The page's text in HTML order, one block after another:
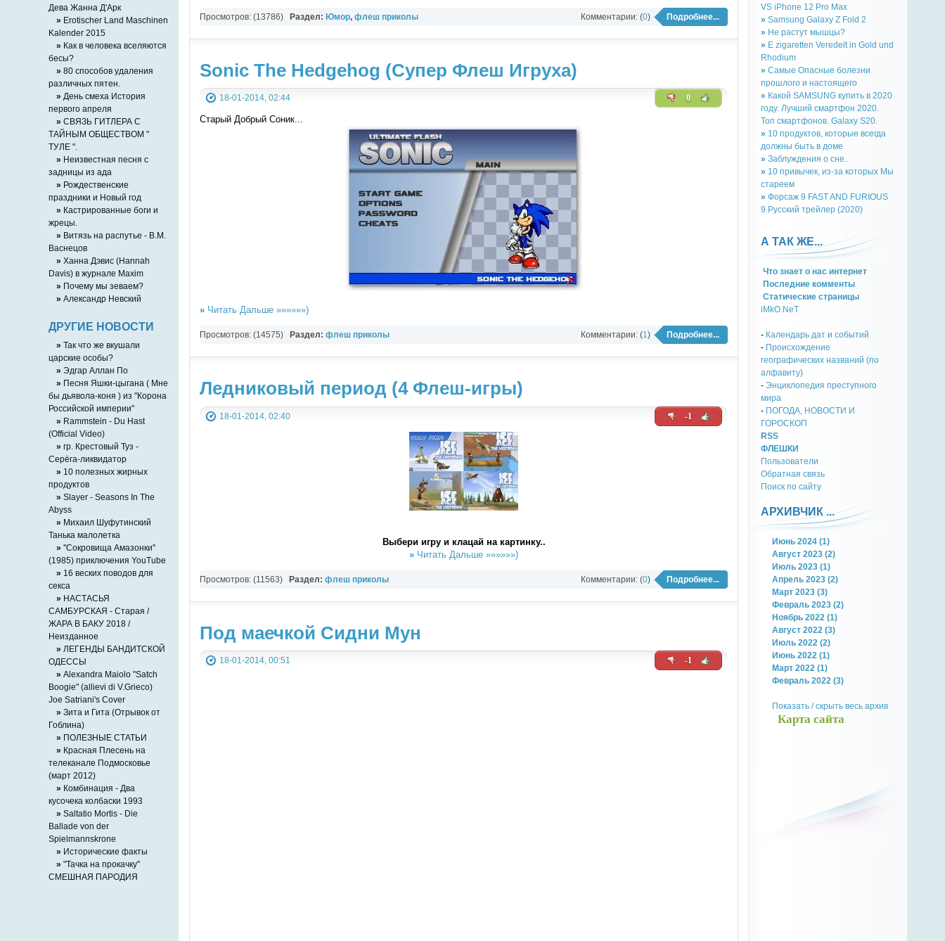
Подробнее...
Комментарии: (0)
Просмотров: (13786) Раздел: Юмор, флеш приколы
Sonic The Hedgehog (Супер Флеш Игруха)
0
18-01-2014, 02:44
Старый Добрый Соник...
»Читать Дальше »»»»»»)
Подробнее...
Комментарии: (1)
Просмотров: (14575) Раздел: флеш приколы
Ледниковый период (4 Флеш-игры)
-1
18-01-2014, 02:40
Выбери игру и клацай на картинку..
» Читать Дальше »»»»»»)
Подробнее...
Комментарии: (0)
Просмотров: (11563) Раздел: флеш приколы
Под маечкой Сидни Мун
-1
18-01-2014, 00:51
VS iPhone 12 Pro Max
» Samsung Galaxy Z Fold 2
» Не растут мышцы?
» E zigaretten Veredelt in Gold und
Rhodium
» Самые Опасные болезни
прошлого и настоящего
» Какой SAMSUNG купить в 2020
году. Лучший смартфон 2020.
Топ смартфонов. Galaxy S20.
» 10 продуктов, которые всегда
должны быть в доме
» Заблуждения о сне..
» 10 привычек, из-за которых Мы
стареем
» Форсаж 9 FAST AND FURIOUS
9 Русский трейлер (2020)
А ТАК ЖЕ...
Что знает о нас интернет
Последние комменты
Cтатическиe страницы
iMkO.NeT
- Календарь дат и событий
- Происхождение
географических названий (по
алфавиту)
- Энциклопедия преступного
мира
- ПОГОДА, НОВОСТИ И
ГОРОСКОП
RSS
ФЛЕШКИ
Пользователи
Обратная связь
Поиск по сайту
АРХИВЧИК ...
Июнь 2024 (1)
Август 2023 (2)
Июль 2023 (1)
Апрель 2023 (2)
Март 2023 (3)
Февраль 2023 (2)
Ноябрь 2022 (1)
Август 2022 (3)
Июль 2022 (2)
Июнь 2022 (1)
Март 2022 (1)
Февраль 2022 (3)
Показать / скрыть весь архив
Карта сайта
Дева Жанна Д'Арк
» Erotischer Land Maschinen
Kalender 2015
» Как в человека вселяются
бесы?
» 80 способов удаления
различных пятен.
» День смеха История
первого апреля
» СВЯЗЬ ГИТЛЕРА С
ТАЙНЫМ ОБЩЕСТВОМ "
ТУЛЕ ".
» Неизвестная песня с
задницы из ада
» Рождественские
праздники и Новый год
» Кастрированные боги и
жрецы.
» Витязь на распутье - В.М.
Васнецов
» Ханна Дэвис (Hannah
Davis) в журнале Maxim
» Почему мы зеваем?
» Александр Невский
ДРУГИЕ НОВОСТИ
» Так что же вкушали
царские особы?
» Эдгар Аллан По
» Песня Яшки-цыгана ( Мне
бы дьявола-коня ) из "Корона
Российской империи"
» Rammstein - Du Hast
(Official Video)
» гр. Крестовый Туз -
Серёга-ликвидатор
» 10 полезных жирных
продуктов
» Slayer - Seasons In The
Abyss
» Михаил Шуфутинский
Танька малолетка
» ''Сокровища Амазонки''
(1985) приключения YouTube
» 16 веских поводов для
секса
» НАСТАСЬЯ
САМБУРСКАЯ - Старая /
ЖАРА В БАКУ 2018 /
Неизданное
» ЛЕГЕНДЫ БАНДИТСКОЙ
ОДЕССЫ
» Alexandra Maiolo "Satch
Boogie" (allievi di V.Grieco)
Joe Satriani's Cover
» Зита и Гита (Отрывок от
Гоблина)
» ПОЛЕЗНЫЕ СТАТЬИ
» Красная Плесень на
телеканале Подмосковье
(март 2012)
» Комбинация - Два
кусочека колбаски 1993
» Saltatio Mortis - Die
Ballade von der
Spielmannskrone
» Исторические факты
» "Тачка на прокачку"
СМЕШНАЯ ПАРОДИЯ